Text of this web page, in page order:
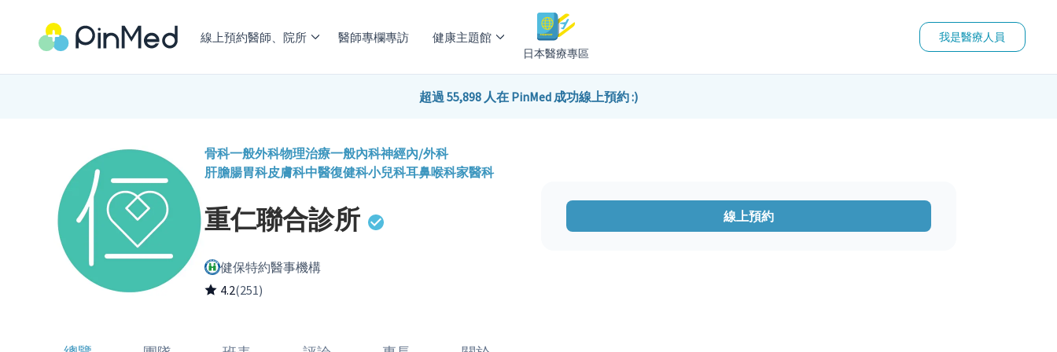
線上預約醫師、院所 醫師專欄專訪 健康主題館
日本醫療專區
我是醫療人員
超過 55,898 人在 PinMed 成功線上預約 :)
骨科一般外科物理治療一般內科神經內/外科
肝膽腸胃科皮膚科中醫復健科小兒科耳鼻喉科家醫科
重仁聯合診所
健保特約醫事機構
4.2(251)
線上預約